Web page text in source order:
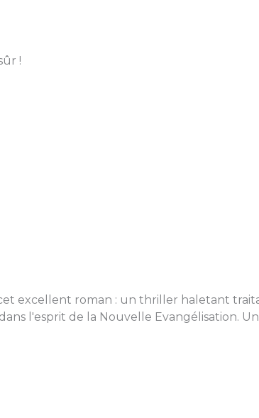
!
excellent roman : un thriller haletant
l'esprit de la Nouvelle Evangélisation.